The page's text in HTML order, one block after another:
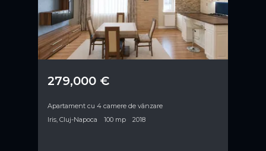
Apartament cu 4 camere de vânzare
279,000 €
Iris, Cluj-Napoca 100 mp 2018